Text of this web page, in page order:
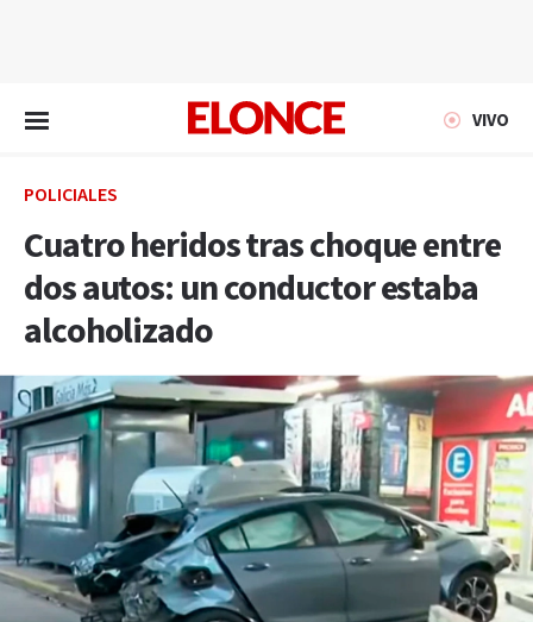
VIVO
POLICIALES
Cuatro heridos tras choque entre
dos autos: un conductor estaba
alcoholizado